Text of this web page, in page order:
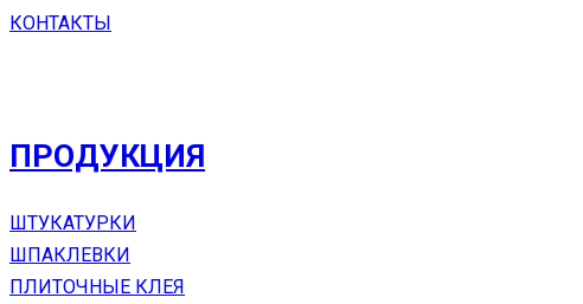
КОНТАКТЫ
ПРОДУКЦИЯ
ШТУКАТУРКИ
ШПАКЛЕВКИ
ПЛИТОЧНЫЕ КЛЕЯ